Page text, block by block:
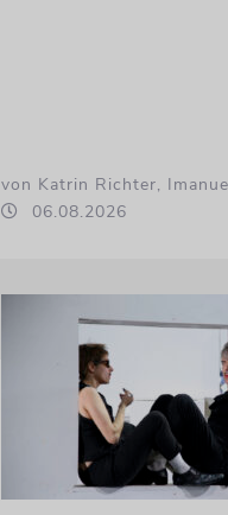
von Katrin Richter,
06.08.2026